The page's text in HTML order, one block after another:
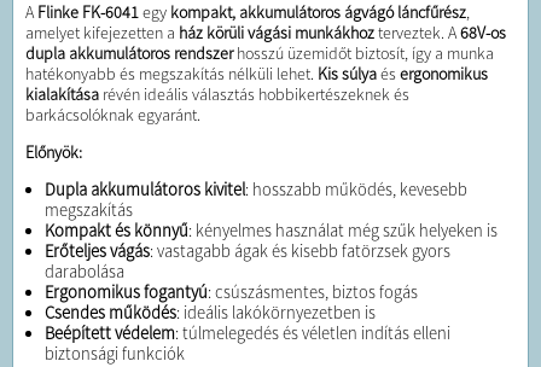
AFlinke FK-6041egy kompakt, akkumulátoros ágvágó láncfűrész,
amelyet kifejezetten a ház körüli vágási munkákhozterveztek. A68V-os
dupla akkumulátoros rendszerhosszú üzemidőt biztosít, így a munka
hatékonyabb és megszakítás nélküli lehet. Kis súlyaés ergonomikus
kialakítása révén ideális választás hobbikertészeknek és
barkácsolóknak egyaránt.
Előnyök:
Dupla akkumulátoros kivitel: hosszabb működés, kevesebb
megszakítás
Kompakt és könnyű: kényelmes használat még szűk helyeken is
Erőteljes vágás: vastagabb ágak és kisebb fatörzsek gyors
darabolása
Ergonomikus fogantyú: csúszásmentes, biztos fogás
Csendes működés: ideális lakókörnyezetben is
Beépített védelem: túlmelegedés és véletlen indítás elleni
biztonsági funkciók